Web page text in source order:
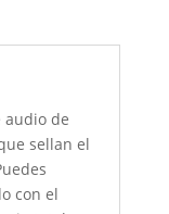
audio de
sellan el
con el